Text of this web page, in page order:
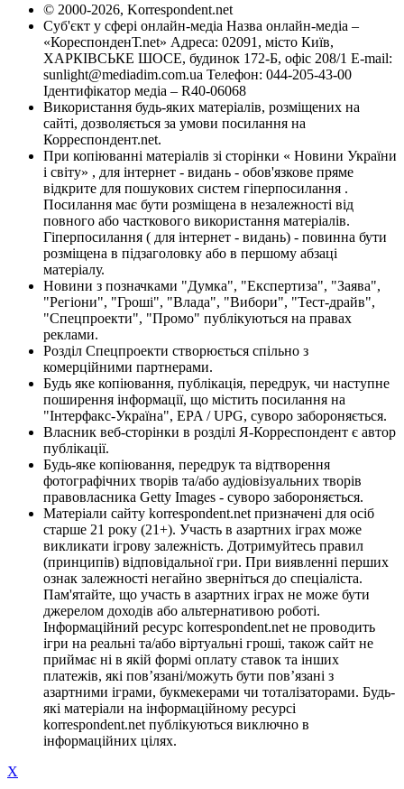
© 2000-2026, Korrespondent.net
Суб'єкт у сфері онлайн-медіа Назва онлайн-медіа –
«КореспонденТ.net» Адреса: 02091, місто Київ,
ХАРКІВСЬКЕ ШОСЕ, будинок 172-Б, офіс 208/1 E-mail:
sunlight@mediadim.com.ua Телефон: 044-205-43-00
Ідентифікатор медіа – R40-06068
Використання будь-яких матеріалів, розміщених на
сайті, дозволяється за умови посилання на
Корреспондент.net.
При копіюванні матеріалів зі сторінки « Новини України
і світу» , для інтернет - видань - обов'язкове пряме
відкрите для пошукових систем гіперпосилання .
Посилання має бути розміщена в незалежності від
повного або часткового використання матеріалів.
Гіперпосилання ( для інтернет - видань) - повинна бути
розміщена в підзаголовку або в першому абзаці
матеріалу.
Новини з позначками "Думка", "Експертиза", "Заява",
"Регіони", "Гроші", "Влада", "Вибори", "Тест-драйв",
"Спецпроекти", "Промо" публікуються на правах
реклами.
Розділ Спецпроекти створюється спільно з
комерційними партнерами.
Будь яке копіювання, публікація, передрук, чи наступне
поширення інформації, що містить посилання на
"Інтерфакс-Україна", EPA / UPG, суворо забороняється.
Власник веб-сторінки в розділі Я-Корреспондент є автор
публікації.
Будь-яке копіювання, передрук та відтворення
фотографічних творів та/або аудіовізуальних творів
правовласника Getty Images - суворо забороняється.
Матеріали сайту korrespondent.net призначені для осіб
старше 21 року (21+). Участь в азартних іграх може
викликати ігрову залежність. Дотримуйтесь правил
(принципів) відповідальної гри. При виявленні перших
ознак залежності негайно зверніться до спеціаліста.
Пам'ятайте, що участь в азартних іграх не може бути
джерелом доходів або альтернативою роботі.
Інформаційний ресурс korrespondent.net не проводить
ігри на реальні та/або віртуальні гроші, також сайт не
приймає ні в якій формі оплату ставок та інших
платежів, які пов’язані/можуть бути пов’язані з
азартними іграми, букмекерами чи тоталізаторами. Будь-
які матеріали на інформаційному ресурсі
korrespondent.net публікуються виключно в
інформаційних цілях.
X